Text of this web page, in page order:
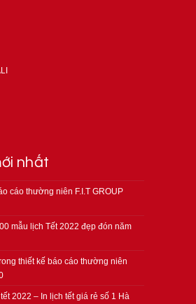
nhất
cáo thường niên F.I.T GROUP
mẫu lịch Tết 2022 đẹp đón năm
thiết kế báo cáo thường niên
2022 – In lịch tết giá rẻ số 1 Hà